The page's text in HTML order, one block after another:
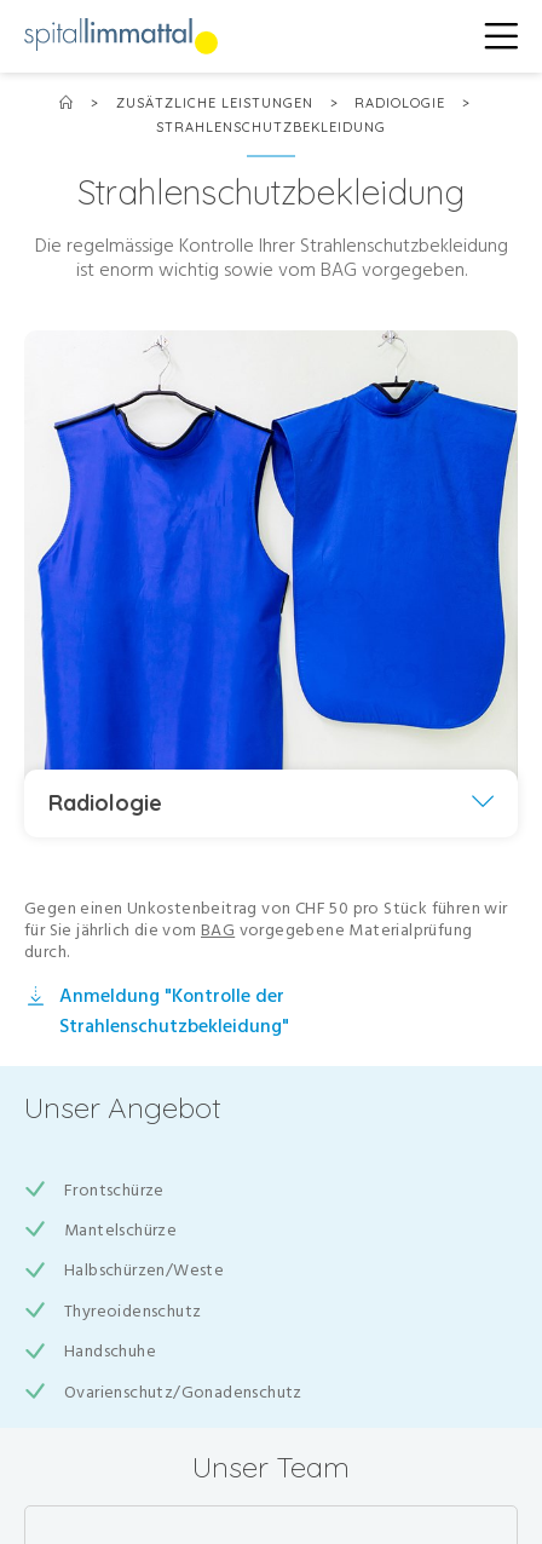
> ZUSÄTZLICHE LEISTUNGEN > RADIOLOGIE
>
STRAHLENSCHUTZBEKLEIDUNG
Strahlenschutzbekleidung
Die regelmässige Kontrolle Ihrer Strahlenschutzbekleidung
ist enorm wichtig sowie vom BAG vorgegeben.
Radiologie
Gegen einen Unkostenbeitrag von CHF 50 pro Stück führen wir
für Sie jährlich die vom BAG vorgegebene Materialprüfung
durch.
Anmeldung "Kontrolle der
Strahlenschutzbekleidung"
Unser Angebot
Frontschürze
Mantelschürze
Halbschürzen/Weste
Thyreoidenschutz
Handschuhe
Ovarienschutz/Gonadenschutz
Unser Team